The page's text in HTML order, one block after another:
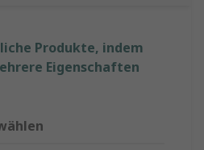
Produkte, indem
Eigenschaften